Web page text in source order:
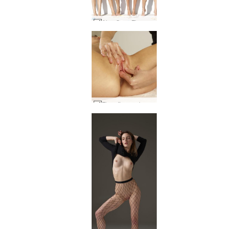
Alya Coxy Flora Thea Zaika tropisk studie #14